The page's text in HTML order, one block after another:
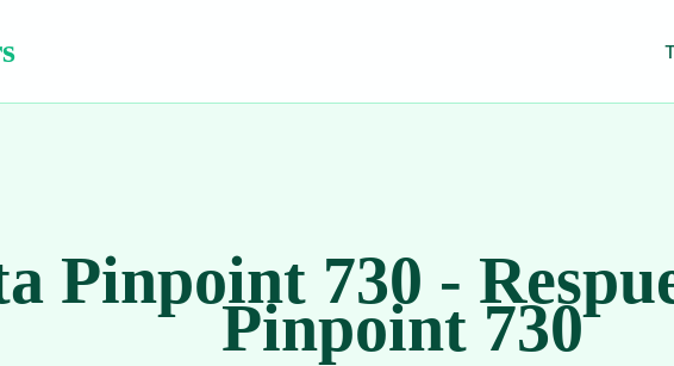
Pinpoint 730 -
Pinpoint 730